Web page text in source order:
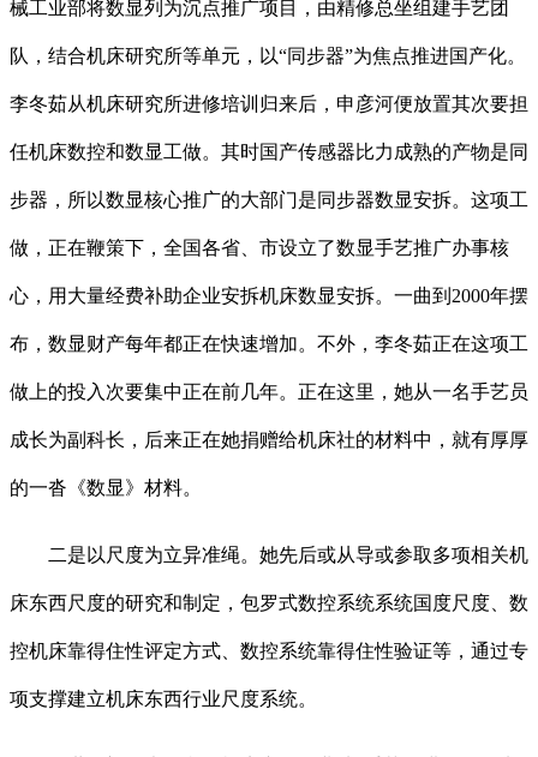
械工业部将数显列为沉点推广项目，由精修总坐组建手艺团
队，结合机床研究所等单元，以“同步器”为焦点推进国产化。
李冬茹从机床研究所进修培训归来后，申彦河便放置其次要担
任机床数控和数显工做。其时国产传感器比力成熟的产物是同
步器，所以数显核心推广的大部门是同步器数显安拆。这项工
做，正在鞭策下，全国各省、市设立了数显手艺推广办事核
心，用大量经费补助企业安拆机床数显安拆。一曲到2000年摆
布，数显财产每年都正在快速增加。不外，李冬茹正在这项工
做上的投入次要集中正在前几年。正在这里，她从一名手艺员
成长为副科长，后来正在她捐赠给机床社的材料中，就有厚厚
的一沓《数显》材料。
二是以尺度为立异准绳。她先后或从导或参取多项相关机
床东西尺度的研究和制定，包罗式数控系统系统国度尺度、数
控机床靠得住性评定方式、数控系统靠得住性验证等，通过专
项支撑建立机床东西行业尺度系统。